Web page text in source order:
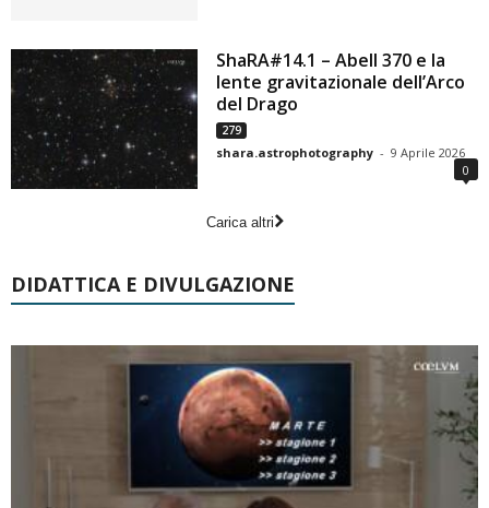
ShaRA#14.1 – Abell 370 e la
lente gravitazionale dell’Arco
del Drago
279
shara.astrophotography - 9 Aprile 2026
0
Carica altri
DIDATTICA E DIVULGAZIONE